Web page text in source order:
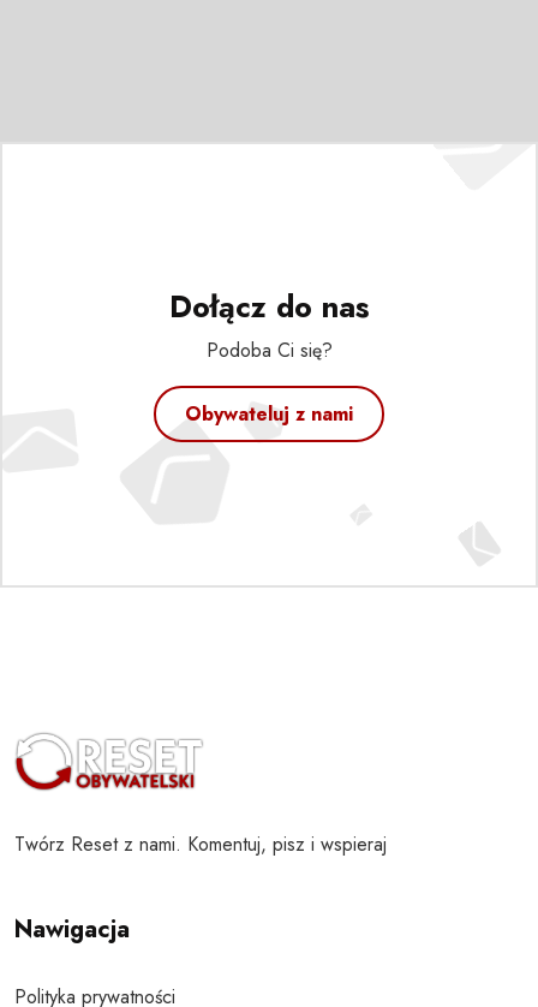
Dołącz do nas
Podoba Ci się?
Obywateluj z nami
Twórz Reset z nami. Komentuj, pisz i wspieraj
Nawigacja
Polityka prywatności